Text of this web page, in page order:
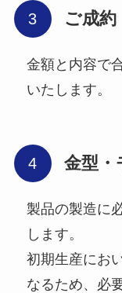
ご成約
金額と内容で
いたします。
金型・
製品の製造に
します。
初期生産にお
なるため、必